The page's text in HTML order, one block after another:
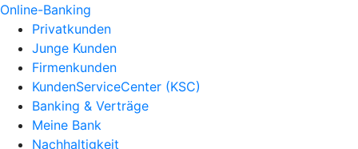
Online-Banking
Privatkunden
Junge Kunden
Firmenkunden
KundenServiceCenter (KSC)
Banking & Verträge
Meine Bank
Nachhaltigkeit